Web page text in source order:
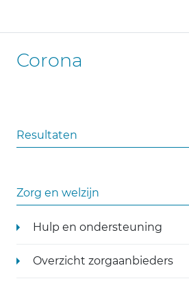
Corona
Resultaten
Zorg en welzijn
Hulp en ondersteuning
Overzicht zorgaanbieders